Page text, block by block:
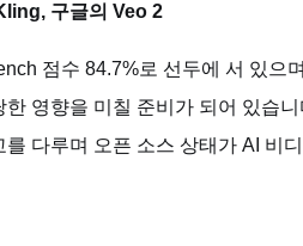
구글의 Veo 2
점수 84.7%로 선두에 서 있으
한 영향을 미칠 준비가 되어 있습
를 다루며 오픈 소스 상태가 AI 비